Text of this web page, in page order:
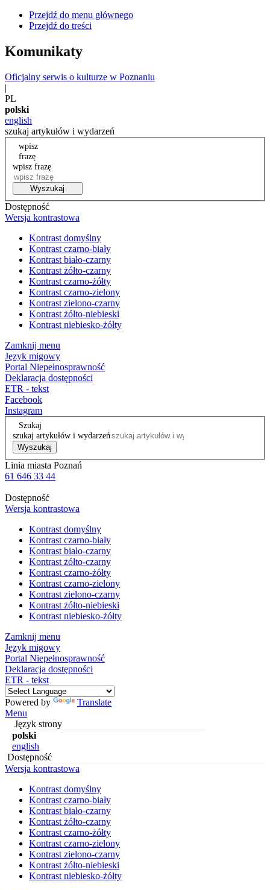
Przejdź do menu głównego
Przejdź do treści
Komunikaty
Oficjalny serwis o kulturze w Poznaniu
|
PL
polski
english
szukaj artykułów i wydarzeń
wpisz
frazę
wpisz frazę
Wyszukaj
Dostępność
Wersja kontrastowa
Kontrast domyślny
Kontrast czarno-biały
Kontrast biało-czarny
Kontrast żółto-czarny
Kontrast czarno-żółty
Kontrast czarno-zielony
Kontrast zielono-czarny
Kontrast żółto-niebieski
Kontrast niebiesko-żółty
Zamknij menu
Język migowy
Portal Niepełnosprawność
Deklaracja dostępności
ETR - tekst
Facebook
Instagram
Szukaj
szukaj artykułów i wydarzeń
Wyszukaj
Linia miasta Poznań
61 646 33 44
Dostępność
Wersja kontrastowa
Kontrast domyślny
Kontrast czarno-biały
Kontrast biało-czarny
Kontrast żółto-czarny
Kontrast czarno-żółty
Kontrast czarno-zielony
Kontrast zielono-czarny
Kontrast żółto-niebieski
Kontrast niebiesko-żółty
Zamknij menu
Język migowy
Portal Niepełnosprawność
Deklaracja dostępności
ETR - tekst
Powered by
Translate
Menu
Język strony
polski
english
Dostępność
Wersja kontrastowa
Kontrast domyślny
Kontrast czarno-biały
Kontrast biało-czarny
Kontrast żółto-czarny
Kontrast czarno-żółty
Kontrast czarno-zielony
Kontrast zielono-czarny
Kontrast żółto-niebieski
Kontrast niebiesko-żółty